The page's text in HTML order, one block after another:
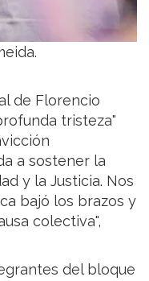
de Florencio
tristeza"
a sostener la
y la Justicia. Nos
bajó los brazos y
colectiva",
del bloque